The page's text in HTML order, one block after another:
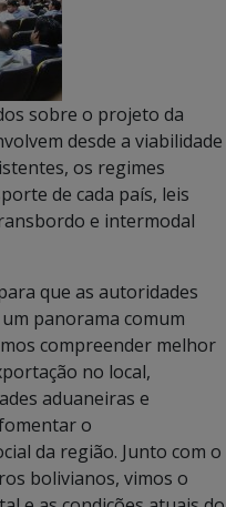
sobre o projeto da
desde a viabilidade
os regimes
de cada país, leis
e intermodal
que as autoridades
panorama comum
compreender melhor
no local,
aduaneiras e
o
da região. Junto com o
bolivianos, vimos o